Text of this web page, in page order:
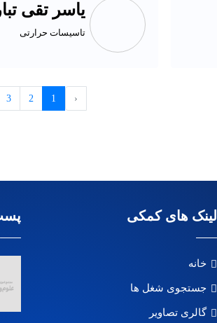
یاسر تقی
تاسیسات حرارتی
‹
1
2
3
لینک های کمکی
خانه
جستجوی شغل ها
گالری تصاویر